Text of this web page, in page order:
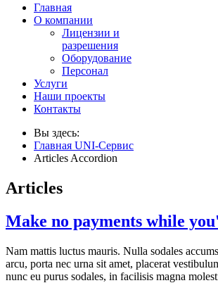
Главная
О компании
Лицензии и
разрешения
Оборудование
Персонал
Услуги
Наши проекты
Контакты
Вы здесь:
Главная UNI-Сервис
Articles Accordion
Articles
Make no payments while
Nam mattis luctus mauris. Nulla sodales
arcu, porta nec urna sit amet, placerat
nunc eu purus sodales, in facilisis magna